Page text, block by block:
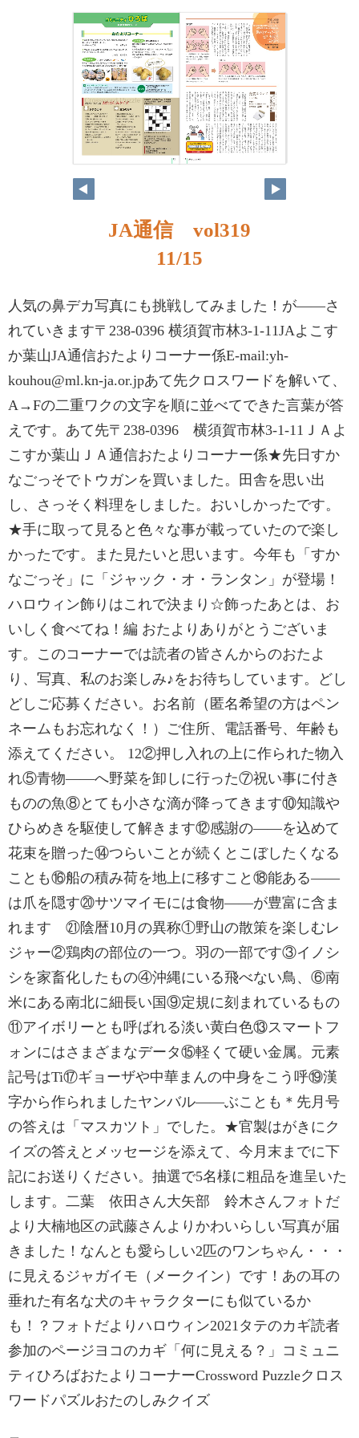
JA通信 vol319
11/15
人気の鼻デカ写真にも挑戦してみました！が――さ
れていきます〒238-0396 横須賀市林3-1-11JAよこす
か葉山JA通信おたよりコーナー係E-mail:yh-
kouhou@ml.kn-ja.or.jpあて先クロスワードを解いて、
A→Fの二重ワクの文字を順に並べてできた言葉が答
えです。あて先〒238-0396 横須賀市林3-1-11ＪＡよ
こすか葉山ＪＡ通信おたよりコーナー係★先日すか
なごっそでトウガンを買いました。田舎を思い出
し、さっそく料理をしました。おいしかったです。
★手に取って見ると色々な事が載っていたので楽し
かったです。また見たいと思います。今年も「すか
なごっそ」に「ジャック・オ・ランタン」が登場！
ハロウィン飾りはこれで決まり☆飾ったあとは、お
いしく食べてね！編 おたよりありがとうございま
す。このコーナーでは読者の皆さんからのおたよ
り、写真、私のお楽しみ♪をお待ちしています。どし
どしご応募ください。お名前（匿名希望の方はペン
ネームもお忘れなく！）ご住所、電話番号、年齢も
添えてください。 12②押し入れの上に作られた物入
れ⑤青物――へ野菜を卸しに行った⑦祝い事に付き
ものの魚⑧とても小さな滴が降ってきます⑩知識や
ひらめきを駆使して解きます⑫感謝の――を込めて
花束を贈った⑭つらいことが続くとこぼしたくなる
ことも⑯船の積み荷を地上に移すこと⑱能ある――
は爪を隠す⑳サツマイモには食物――が豊富に含ま
れます ㉑陰暦10月の異称①野山の散策を楽しむレ
ジャー②鶏肉の部位の一つ。羽の一部です③イノシ
シを家畜化したもの④沖縄にいる飛べない鳥、⑥南
米にある南北に細長い国⑨定規に刻まれているもの
⑪アイボリーとも呼ばれる淡い黄白色⑬スマートフ
ォンにはさまざまなデータ⑮軽くて硬い金属。元素
記号はTi⑰ギョーザや中華まんの中身をこう呼⑲漢
字から作られましたヤンバル――ぶことも＊先月号
の答えは「マスカツト」でした。★官製はがきにク
イズの答えとメッセージを添えて、今月末までに下
記にお送りください。抽選で5名様に粗品を進呈いた
します。二葉 依田さん大矢部 鈴木さんフォトだ
より大楠地区の武藤さんよりかわいらしい写真が届
きました！なんとも愛らしい2匹のワンちゃん・・・
に見えるジャガイモ（メークイン）です！あの耳の
垂れた有名な犬のキャラクターにも似ているか
も！？フォトだよりハロウィン2021タテのカギ読者
参加のページヨコのカギ「何に見える？」コミュニ
ティひろばおたよりコーナーCrossword Puzzleクロス
ワードパズルおたのしみクイズ